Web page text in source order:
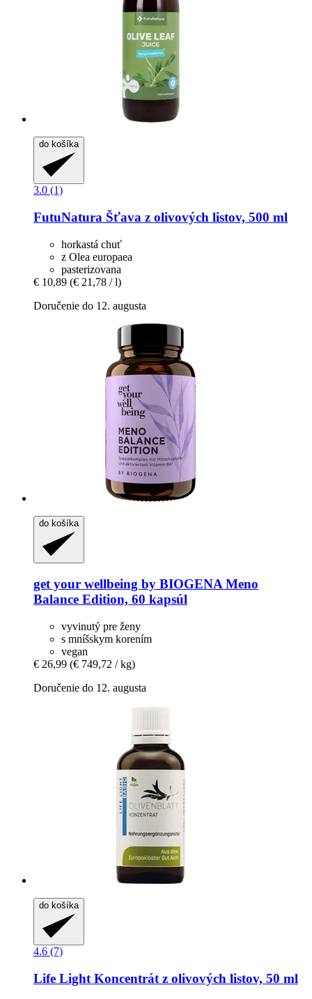
do košíka
3.0 (1)
FutuNatura Šťava z olivových listov, 500 ml
horkastá chuť
z Olea europaea
pasterizovana
€ 10,89 (€ 21,78 / l)
Doručenie do 12. augusta
do košíka
get your wellbeing by BIOGENA Meno
Balance Edition, 60 kapsúl
vyvinutý pre ženy
s mníšskym korením
vegan
€ 26,99 (€ 749,72 / kg)
Doručenie do 12. augusta
do košíka
4.6 (7)
Life Light Koncentrát z olivových listov, 50 ml